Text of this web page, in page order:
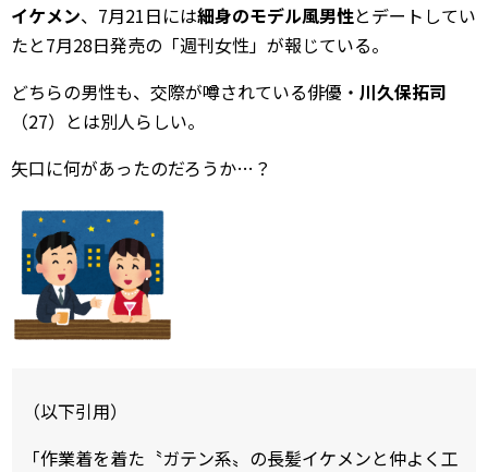
イケメン、7月21日には細身のモデル風男性とデートしてい
たと7月28日発売の「週刊女性」が報じている。
どちらの男性も、交際が噂されている俳優・ 川久保拓司
（27）とは別人らしい。
矢口に何があったのだろうか…？
（以下引用）
「作業着を着た〝ガテン系〟の長髪イケメンと仲よく工